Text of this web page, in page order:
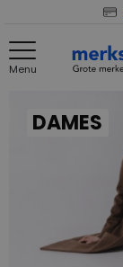
Menu
DAMES